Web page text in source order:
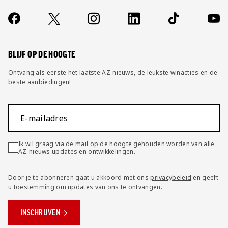
Contact
FAQ
Socials
https://www.facebook.com/AZAlkmaar
X Instagram LinkedIn TikTok
BLIJF OP DE HOOGTE
Ontvang als eerste het laatste AZ-nieuws, de leukste winacties en de
beste aanbiedingen!
E-mailadres
Ik wil graag via de mail op de hoogte gehouden worden van alle
AZ-nieuws updates en ontwikkelingen.
Door je te abonneren gaat u akkoord met onsprivacybeleid en geeft
u toestemming om updates van ons te ontvangen.
INSCHRIJVEN